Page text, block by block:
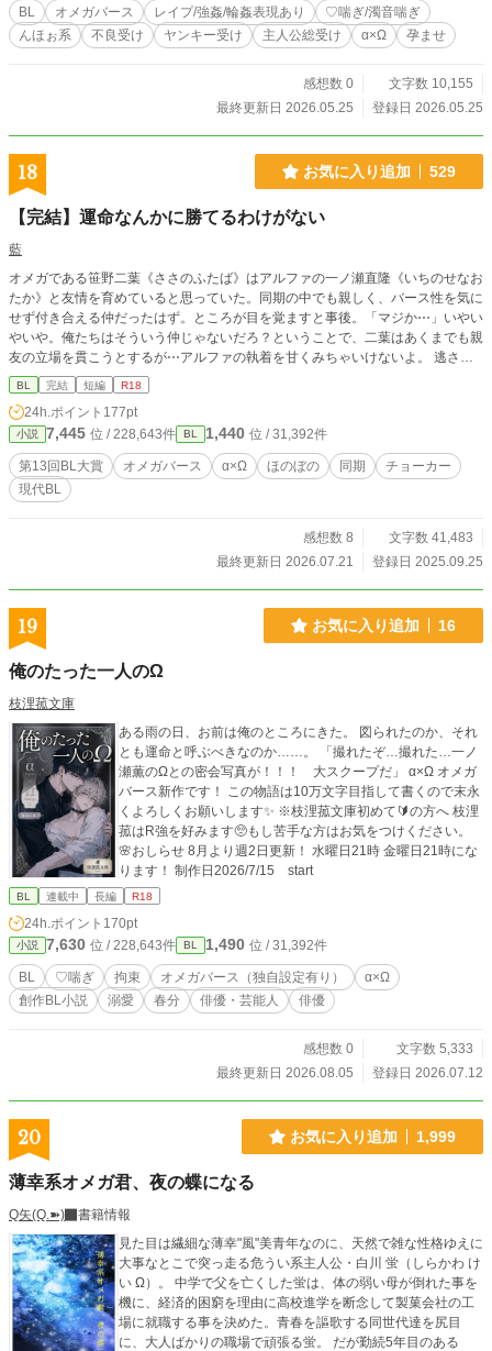
BL オメガバース レイプ/強姦/輪姦表現あり
♡喘ぎ/濁音喘ぎ
んほぉ系
不良受け ヤンキー受け 主人公総受け α×Ω 孕ませ
感想数 0
文字数 10,155
最終更新日 2026.05.25
登録日 2026.05.25
18 お気に入り追加 529
【完結】運命なんかに勝てるわけがない
藍
オメガである笹野二葉《ささのふたば》はアルファの一ノ瀬直隆《いちのせなお
たか》と友情を育めていると思っていた。同期の中でも親しく、バース性を気に
せず付き合える仲だったはず。ところが目を覚ますと事後。「マジか⋯」いやい
やいや。俺たちはそういう仲じゃないだろ？ということで、二葉はあくまでも親
友の立場を貫こうとするが⋯アルファの執着を甘くみちゃいけないよ。 逃さな
いα✕怖がりなΩのほのぼのオメガバース／ラブコメです。
BL 完結 短編 R18
24h.ポイント 177pt
小説 7,445 位 / 228,643件 BL 1,440 位 / 31,392件
第13回BL大賞 オメガバース α×Ω ほのぼの 同期
チョーカー
現代BL
感想数 8
文字数 41,483
最終更新日 2026.07.21
登録日 2025.09.25
19 お気に入り追加 16
俺のたった一人のΩ
枝浬菰文庫
ある雨の日、お前は俺のところにきた。 図られたのか、それ
とも運命と呼ぶべきなのか……。 「撮れたぞ…撮れた…一ノ
瀬薫のΩとの密会写真が！！！ 大スクープだ」 α×Ω オメガ
バース新作です！ この物語は10万文字目指して書くので末永
くよろしくお願いします✨️ ※枝浬菰文庫初めて🔰の方へ 枝浬
菰はR強を好みます🥺もし苦手な方はお気をつけください。
🌸おしらせ 8月より週2日更新！ 水曜日21時 金曜日21時にな
ります！ 制作日2026/7/15 start
BL 連載中 長編 R18
24h.ポイント 170pt
小説 7,630 位 / 228,643件 BL 1,490 位 / 31,392件
BL ♡喘ぎ 拘束 オメガバース（独自設定有り）
α×Ω
創作BL小説
溺愛 春分 俳優・芸能人 俳優
感想数 0
文字数 5,333
最終更新日 2026.08.05
登録日 2026.07.12
20 お気に入り追加 1,999
薄幸系オメガ君、夜の蝶になる
Q矢(Q.➽)
書籍情報
見た目は繊細な薄幸"風"美青年なのに、天然で雑な性格ゆえに
大事なとこで突っ走る危うい系主人公・白川 蛍（しらかわ け
い Ω）。 中学で父を亡くした蛍は、体の弱い母が倒れた事を
機に、経済的困窮を理由に高校進学を断念して製菓会社の工
場に就職する事を決めた。青春を謳歌する同世代達を尻目
に、大人ばかりの職場で頑張る蛍。 だが勤続5年目のある